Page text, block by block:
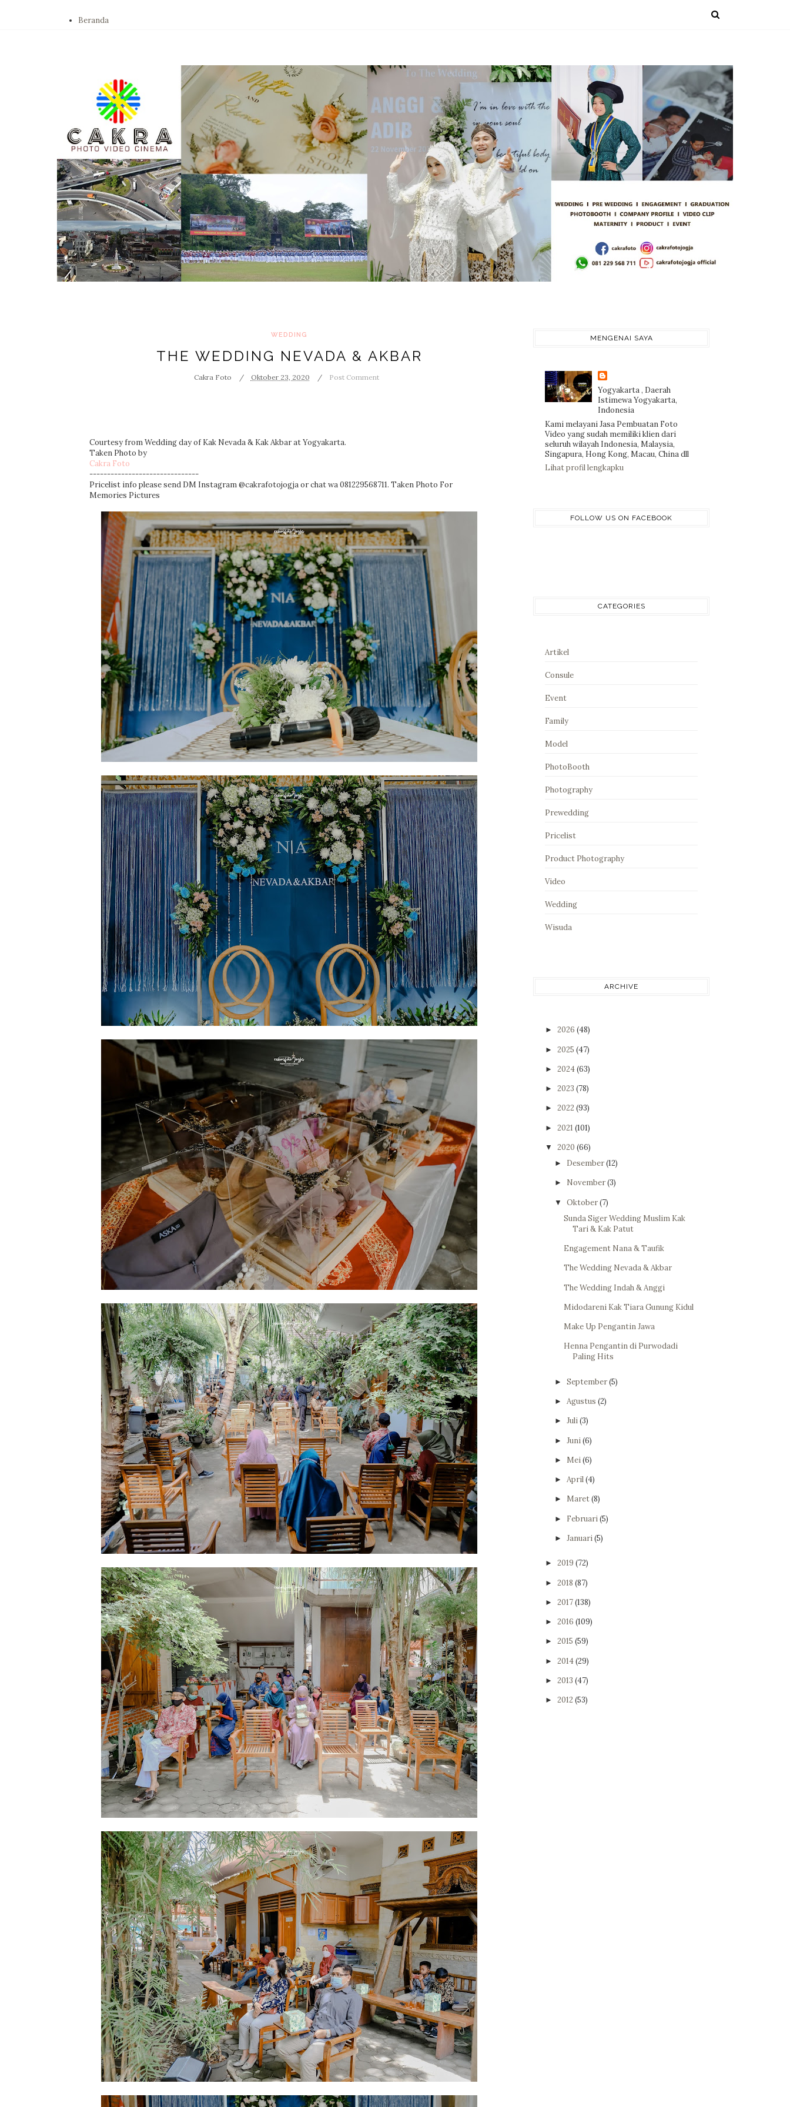
Beranda
WEDDING
THE WEDDING NEVADA & AKBAR
Cakra Foto Oktober 23, 2020 Post Comment
Courtesy from Wedding day of Kak Nevada & Kak Akbar at Yogyakarta.
Taken Photo by
Cakra Foto
-------------------------------
Pricelist info please send DM Instagram @cakrafotojogja or chat wa 081229568711. Taken Photo For
Memories Pictures
MENGENAI SAYA
Yogyakarta , Daerah
Istimewa Yogyakarta,
Indonesia
Kami melayani Jasa Pembuatan Foto
Video yang sudah memiliki klien dari
seluruh wilayah Indonesia, Malaysia,
Singapura, Hong Kong, Macau, China dll
Lihat profil lengkapku
FOLLOW US ON FACEBOOK
CATEGORIES
Artikel
Consule
Event
Family
Model
PhotoBooth
Photography
Prewedding
Pricelist
Product Photography
Video
Wedding
Wisuda
ARCHIVE
► 2026 (48)
► 2025 (47)
► 2024(63)
► 2023 (78)
► 2022 (93)
► 2021 (101)
▼ 2020 (66)
► Desember(12)
► November(3)
▼ Oktober(7)
Sunda Siger Wedding Muslim Kak
Tari & Kak Patut
Engagement Nana & Taufik
The Wedding Nevada & Akbar
The Wedding Indah & Anggi
Midodareni Kak Tiara Gunung Kidul
Make Up Pengantin Jawa
Henna Pengantin di Purwodadi
Paling Hits
► September(5)
► Agustus (2)
► Juli(3)
► Juni(6)
► Mei(6)
► April(4)
► Maret(8)
► Februari(5)
► Januari(5)
► 2019 (72)
► 2018 (87)
► 2017(138)
► 2016 (109)
► 2015 (59)
► 2014(29)
► 2013 (47)
► 2012 (53)